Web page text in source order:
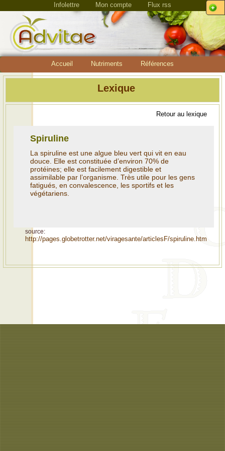
Infolettre Mon compte Flux rss
Accueil Nutriments Références
Lexique
Retour au lexique
Spiruline
La spiruline est une algue bleu vert qui vit en eau
douce. Elle est constituée d’environ 70% de
protéines; elle est facilement digestible et
assimilable par l’organisme. Très utile pour les gens
fatigués, en convalescence, les sportifs et les
végétariens.
source:
http://pages.globetrotter.net/viragesante/articlesF/spiruline.htm